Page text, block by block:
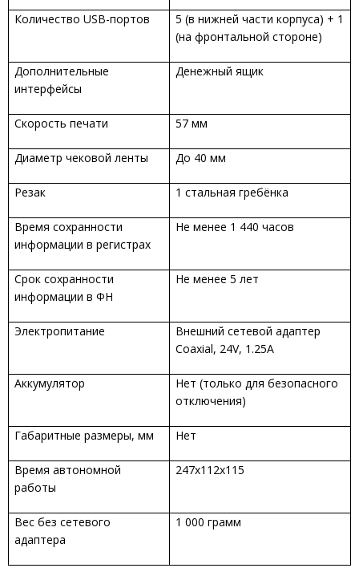
Количество USB-портов
5 (в нижней части корпуса) + 1
(на фронтальной стороне)
Дополнительные
интерфейсы
Денежный ящик
Скорость печати 57 мм
Диаметр чековой ленты До 40 мм
Резак 1 стальная гребёнка
Время сохранности
информации в регистрах
Не менее 1 440 часов
Срок сохранности
информации в ФН
Не менее 5 лет
Электропитание
Внешний сетевой адаптер
Coaxial, 24V, 1.25A
Аккумулятор
Нет (только для безопасного
отключения)
Габаритные размеры, мм Нет
Время автономной
работы
247х112х115
Вес без сетевого
адаптера
1 000 грамм